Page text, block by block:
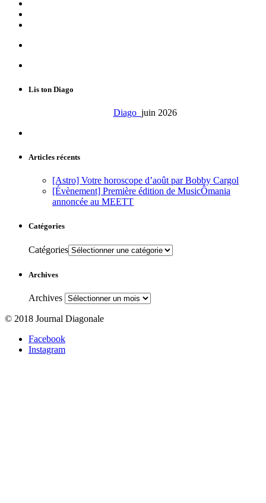
Lis ton Diago
Diago juin 2026
Articles récents
[Astro] Votre horoscope d’août par Bobby Cargol
[Évènement] Première édition de MusicÔmania
annoncée au MEETT
Catégories
Catégories
Archives
Archives
© 2018 Journal Diagonale
Facebook
Instagram